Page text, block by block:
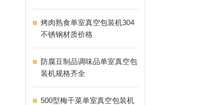
机怎么选
烤肉熟食单室真空包装机304
不锈钢材质价格
防腐豆制品调味品单室真空包
装机规格齐全
500型梅干菜单室真空包装机